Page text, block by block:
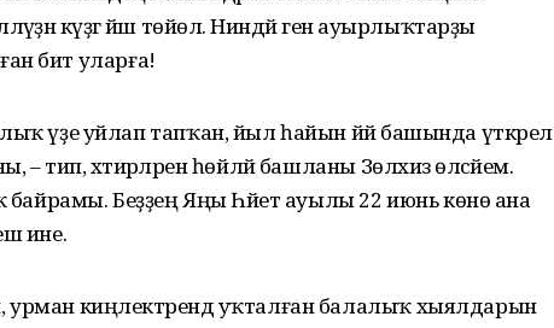
күҙгә йәш төйөлә. Ниндәй генә ауырлыҡтарҙы
бит уларға!
үҙе уйлап тапҡан, йыл һайын йәй башында үткәрелә
тип, хәтирәләрен һөйләй башланы Зөлхизә өләсәйем.
байрамы. Беҙҙең Яңы Һәйет ауылы 22 июнь көнө ана
ине.
киңлектәрендә уҡталған балалыҡ хыялдарын